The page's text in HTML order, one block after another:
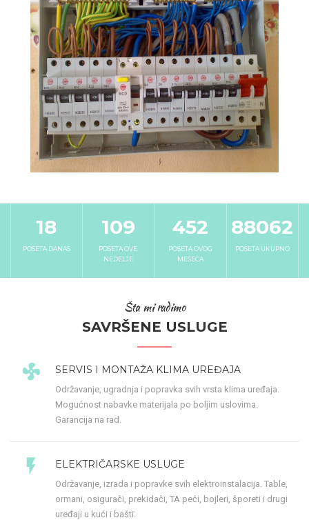
18
POSETA DANAS
109
POSETA OVE
NEDELJE
452
POSETA OVOG
MESECA
88062
POSETA UKUPNO
Šta mi radimo
SAVRŠENE USLUGE
SERVIS I MONTAŽA KLIMA UREĐAJA
Održavanje, ugradnja i popravka svih vrsta klima uređaja.
Mogućnost nabavke materijala po boljim uslovima.
Garancija na rad.
ELEKTRIČARSKE USLUGE
Održavanje, izrada i popravke svih elektroinstalacija. Table,
ormani, osigurači, prekidači, TA peći, bojleri, šporeti i drugi
uređaji u kući i bašti.